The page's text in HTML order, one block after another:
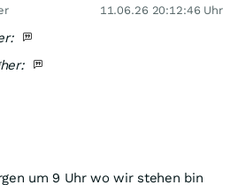
11.06.26 20:12:46 Uhr
um 9 Uhr wo wir stehen bin